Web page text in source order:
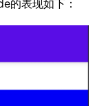
的表现如下：